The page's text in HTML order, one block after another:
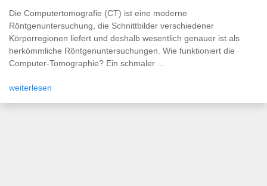
Die Computertomografie (CT) ist eine moderne
Röntgenuntersuchung, die Schnittbilder verschiedener
Körperregionen liefert und deshalb wesentlich genauer ist als
herkömmliche Röntgenuntersuchungen. Wie funktioniert die
Computer-Tomographie? Ein schmaler ...
weiterlesen